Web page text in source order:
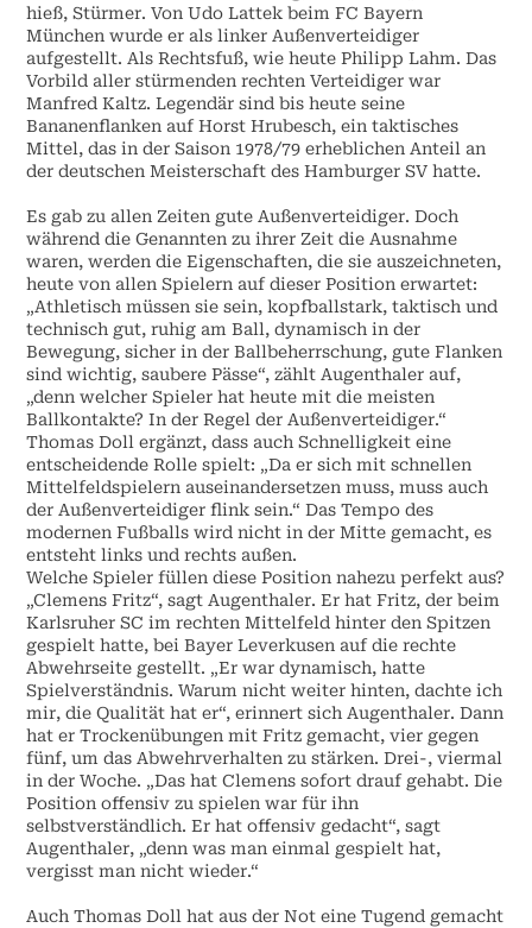
hieß, Stürmer. Von Udo Lattek beim FC Bayern
München wurde er als linker Außenverteidiger
aufgestellt. Als Rechtsfuß, wie heute Philipp Lahm. Das
Vorbild aller stürmenden rechten Verteidiger war
Manfred Kaltz. Legendär sind bis heute seine
Bananenflanken auf Horst Hrubesch, ein taktisches
Mittel, das in der Saison 1978/79 erheblichen Anteil an
der deutschen Meisterschaft des Hamburger SV hatte.
Es gab zu allen Zeiten gute Außenverteidiger. Doch
während die Genannten zu ihrer Zeit die Ausnahme
waren, werden die Eigenschaften, die sie auszeichneten,
heute von allen Spielern auf dieser Position erwartet:
„Athletisch müssen sie sein, kopfballstark, taktisch und
technisch gut, ruhig am Ball, dynamisch in der
Bewegung, sicher in der Ballbeherrschung, gute Flanken
sind wichtig, saubere Pässe“, zählt Augenthaler auf,
„denn welcher Spieler hat heute mit die meisten
Ballkontakte? In der Regel der Außenverteidiger.“
Thomas Doll ergänzt, dass auch Schnelligkeit eine
entscheidende Rolle spielt: „Da er sich mit schnellen
Mittelfeldspielern auseinandersetzen muss, muss auch
der Außenverteidiger flink sein.“ Das Tempo des
modernen Fußballs wird nicht in der Mitte gemacht, es
entsteht links und rechts außen.
Welche Spieler füllen diese Position nahezu perfekt aus?
„Clemens Fritz“, sagt Augenthaler. Er hat Fritz, der beim
Karlsruher SC im rechten Mittelfeld hinter den Spitzen
gespielt hatte, bei Bayer Leverkusen auf die rechte
Abwehrseite gestellt. „Er war dynamisch, hatte
Spielverständnis. Warum nicht weiter hinten, dachte ich
mir, die Qualität hat er“, erinnert sich Augenthaler. Dann
hat er Trockenübungen mit Fritz gemacht, vier gegen
fünf, um das Abwehrverhalten zu stärken. Drei-, viermal
in der Woche. „Das hat Clemens sofort drauf gehabt. Die
Position offensiv zu spielen war für ihn
selbstverständlich. Er hat offensiv gedacht“, sagt
Augenthaler, „denn was man einmal gespielt hat,
vergisst man nicht wieder.“
Auch Thomas Doll hat aus der Not eine Tugend gemacht